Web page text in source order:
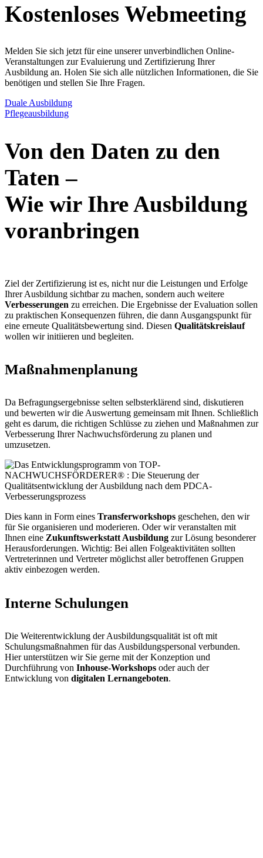
Kostenloses Webmeeting
Melden Sie sich jetzt für eine unserer unverbindlichen Online-
Veranstaltungen zur Evaluierung und Zertifizierung Ihrer
Ausbildung an. Holen Sie sich alle nützlichen Informationen, die Sie
benötigen und stellen Sie Ihre Fragen.
Duale Ausbildung
Pflegeausbildung
Von den Daten zu den
Taten –
Wie wir Ihre Ausbildung
voranbringen
Ziel der Zertifizierung ist es, nicht nur die Leistungen und Erfolge
Ihrer Ausbildung sichtbar zu machen, sondern auch weitere
Verbesserungen zu erreichen. Die Ergebnisse der Evaluation sollen
zu praktischen Konsequenzen führen, die dann Ausgangspunkt für
eine erneute Qualitätsbewertung sind. Diesen Qualitätskreislauf
wollen wir initiieren und begleiten.
Maßnahmenplanung
Da Befragungsergebnisse selten selbsterklärend sind, diskutieren
und bewerten wir die Auswertung gemeinsam mit Ihnen. Schließlich
geht es darum, die richtigen Schlüsse zu ziehen und Maßnahmen zur
Verbesserung Ihrer Nachwuchsförderung zu planen und
umzusetzen.
Dies kann in Form eines Transferworkshops geschehen, den wir
für Sie organisieren und moderieren. Oder wir veranstalten mit
Ihnen eine Zukunftswerkstatt Ausbildung zur Lösung besonderer
Herausforderungen. Wichtig: Bei allen Folgeaktivitäten sollten
Vertreterinnen und Vertreter möglichst aller betroffenen Gruppen
aktiv einbezogen werden.
Interne Schulungen
Die Weiterentwicklung der Ausbildungsqualität ist oft mit
Schulungsmaßnahmen für das Ausbildungspersonal verbunden.
Hier unterstützen wir Sie gerne mit der Konzeption und
Durchführung von Inhouse-Workshops oder auch der
Entwicklung von digitalen Lernangeboten.